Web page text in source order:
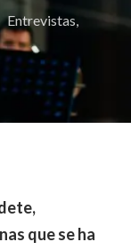
Entrevistas,
que se ha